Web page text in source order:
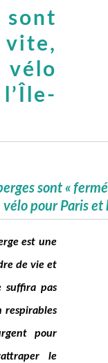
vite,
sont «
pour Paris et
est une
de vie et
suffira pas
respirables
pour
le